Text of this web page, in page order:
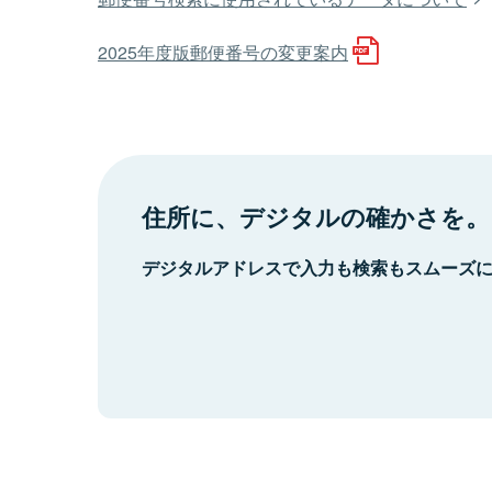
2025年度版郵便番号の変更案内
住所に、デジタルの確かさを。
デジタルアドレスで入力も検索もスムーズ